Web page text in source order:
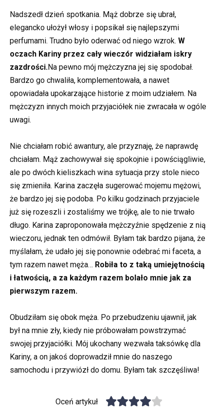
Nadszedł dzień spotkania. Mąż dobrze się ubrał,
elegancko ułożył włosy i popsikał się najlepszymi
perfumami. Trudno było oderwać od niego wzrok. W
oczach Kariny przez cały wieczór widziałam iskry
zazdrości.Na pewno mój mężczyzna jej się spodobał.
Bardzo go chwaliła, komplementowała, a nawet
opowiadała upokarzające historie z moim udziałem. Na
mężczyzn innych moich przyjaciółek nie zwracała w ogóle
uwagi.
Nie chciałam robić awantury, ale przyznaję, że naprawdę
chciałam. Mąż zachowywał się spokojnie i powściągliwie,
ale po dwóch kieliszkach wina sytuacja przy stole nieco
się zmieniła. Karina zaczęła sugerować mojemu mężowi,
że bardzo jej się podoba. Po kilku godzinach przyjaciele
już się rozeszli i zostaliśmy we trójkę, ale to nie trwało
długo. Karina zaproponowała mężczyźnie spędzenie z nią
wieczoru, jednak ten odmówił. Byłam tak bardzo pijana, że
myślałam, że udało jej się ponownie odebrać mi faceta, a
tym razem nawet męża… Robiła to z taką umiejętnością
i łatwością, a za każdym razem bolało mnie jak za
pierwszym razem.
Obudziłam się obok męża. Po przebudzeniu ujawnił, jak
był na mnie zły, kiedy nie próbowałam powstrzymać
swojej przyjaciółki. Mój ukochany wezwała taksówkę dla
Kariny, a on jakoś doprowadził mnie do naszego
samochodu i przywiózł do domu. Byłam tak szczęśliwa!
Oceń artykuł